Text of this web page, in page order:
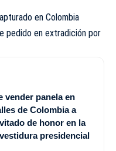
en Colombia
pedido en extradición por
vender panela en
de Colombia a
de honor en la
presidencial